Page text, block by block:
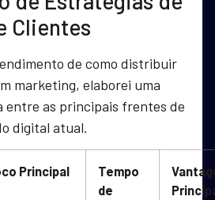
Clientes
de como distribuir
marketing, elaborei uma
entre as principais frentes de
digital atual.
Principal
Tempo
de